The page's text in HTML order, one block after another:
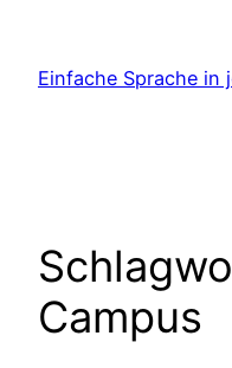
springen
Einfache Sprache in
Campus